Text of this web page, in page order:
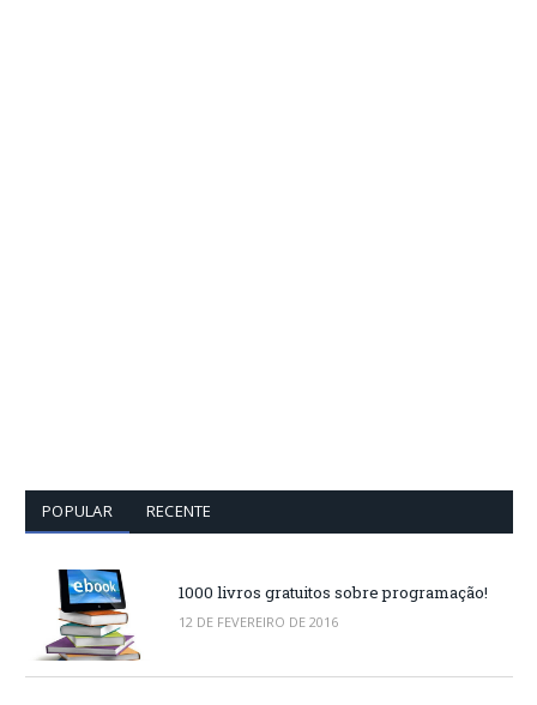
POPULAR RECENTE
1000 livros gratuitos sobre programação!
12 DE FEVEREIRO DE 2016